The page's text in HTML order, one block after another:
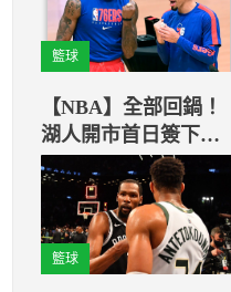
籃球
【NBA】全部回鍋！
湖人開市首日簽下四
個鳳還巢老將
籃球